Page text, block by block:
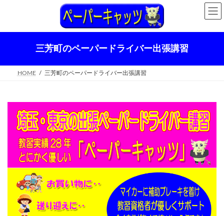
ン
キ
ー
に
三芳町のペーパードライバー出張講習
HOME 三芳町のペーパードライバー出張講習